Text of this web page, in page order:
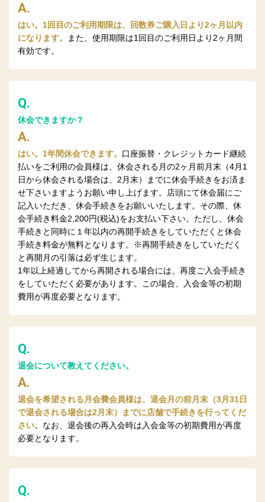
A.
はい。1回目のご利用期限は、回数券ご購入日より2ヶ月以内
になります。
また、使用期限は1回目のご利用日より2ヶ月間
有効です。
Q.
休会できますか？
A.
はい。1年間休会できます。 口座振替・クレジットカード継続
払いをご利用の会員様は、休会される月の2ヶ月前月末（4月1
日から休会される場合は、2月末）までに休会手続きをお済ま
せ下さいますようお願い申し上げます。店頭にて休会届にご
記入いただき、休会手続きをお願いいたします。その際、休
会手続き料金2,200円(税込)をお支払い下さい。ただし、休会
手続きと同時に１年以内の再開手続きをしていただくと休会
手続き料金が無料となります。※再開手続きをしていただく
と再開月の引落は必ず生じます。
1年以上経過してから再開される場合には、再度ご入会手続き
をしていただく必要があります。この場合、入会金等の初期
費用が再度必要となります。
Q.
退会について教えてください。
A.
退会を希望される月会費会員様は、退会月の前月末（3月31日
で退会される場合は2月末）までに店舗で手続きを行ってくだ
さい。 なお、退会後の再入会時は入会金等の初期費用が再度
必要となります。
Q.